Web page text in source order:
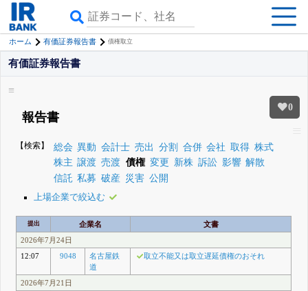
ホーム 有価証券報告書 債権取立
0
有価証券報告書
報告書
【検索】 総会 異動 会計士 売出 分割 合併 会社 取得 株式
株主 譲渡 売渡 債権 変更 新株 訴訟 影響 解散
信託 私募 破産 災害 公開
上場企業で絞込む
提出 企業名
文書
2026年7月24日
12:07
9048
名古屋鉄
道
取立不能又は取立遅延債権のおそれ
2026年7月21日